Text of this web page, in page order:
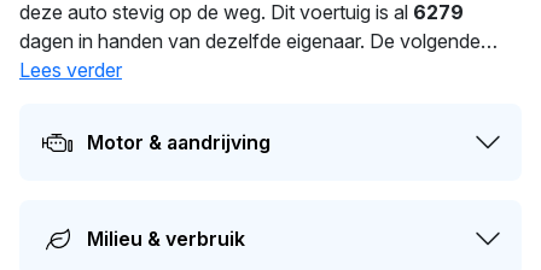
deze auto stevig op de weg. Dit voertuig is al 6279
dagen in handen van dezelfde eigenaar. De volgende
APK-keuring staat gepland voor 21-10-2015. De auto
Lees verder
Motor & aandrijving
Milieu & verbruik